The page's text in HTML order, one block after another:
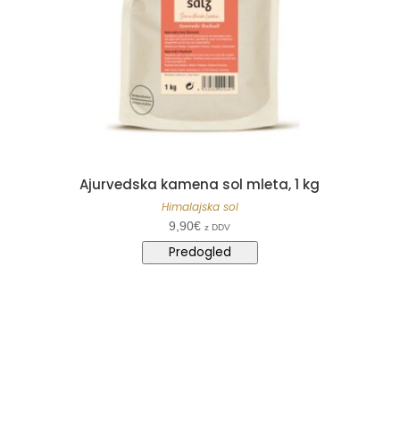
Ajurvedska kamena sol mleta, 1 kg
Himalajska sol
9,90€ z DDV
Predogled